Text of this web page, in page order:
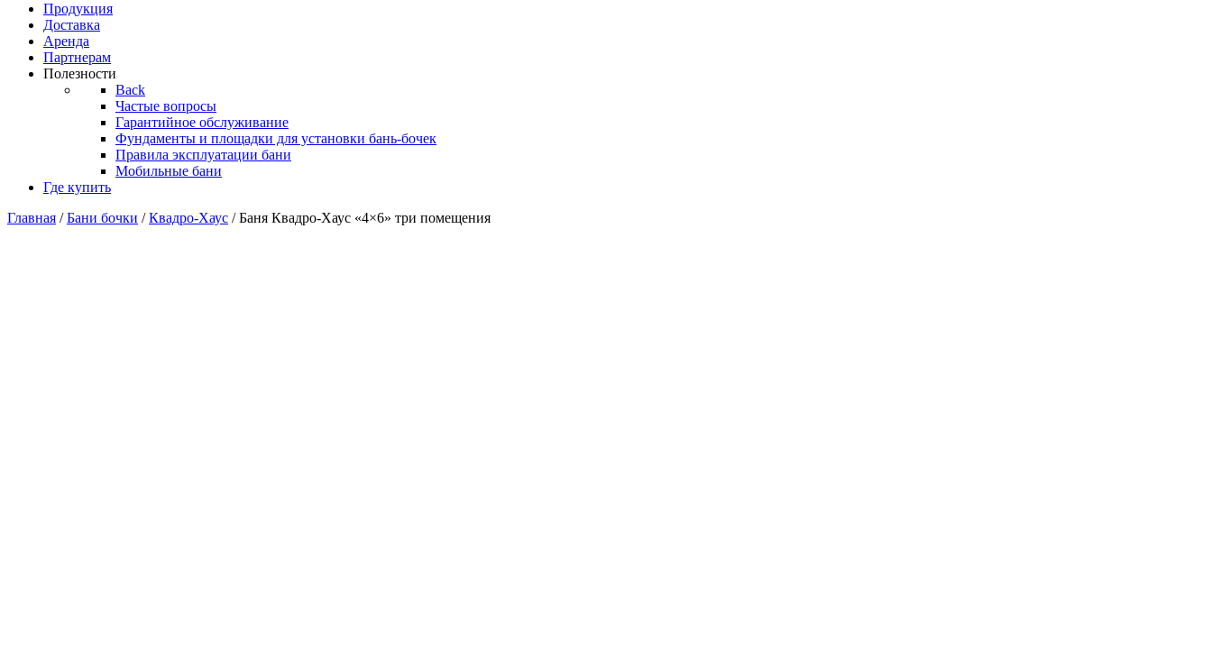
Продукция
Доставка
Аренда
Партнерам
Полезности
Back
Частые вопросы
Гарантийное обслуживание
Фундаменты и площадки для установки бань-бочек
Правила эксплуатации бани
Мобильные бани
Где купить
Главная /Бани бочки /Квадро-Хаус / Баня Квадро-Хаус «4×6» три помещения